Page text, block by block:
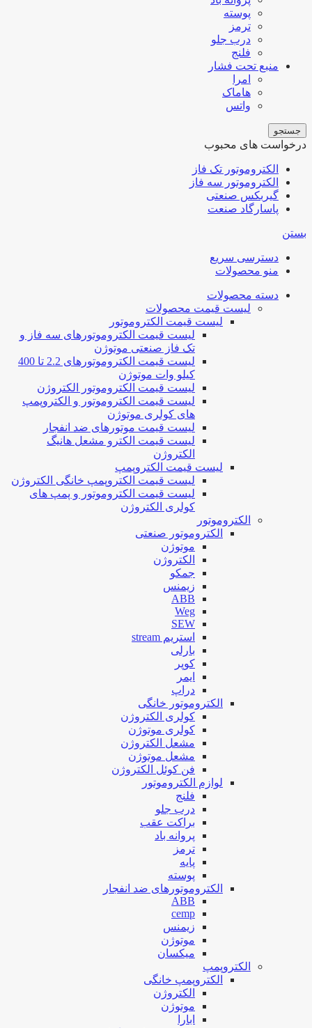
پوسته
ترمز
درب جلو
فلنج
منبع تحت فشار
امرا
هاماک
واتس
جستجو
درخواست های محبوب
الکتروموتور تک فاز
الکتروموتور سه فاز
گیربکس صنعتی
پاسارگاد صنعت
بستن
دسترسی سریع
منو محصولات
دسته محصولات
لیست قیمت محصولات
لیست قیمت الکتروموتور
لیست قیمت الکتروموتورهای سه فاز و
تک فاز صنعتی موتوژن
لیست قیمت الکتروموتورهای 2.2 تا 400
کیلو وات موتوژن
لیست قیمت الکتروموتور الکتروژن
لیست قیمت الکتروموتور و الکتروپمپ
های کولری موتوژن
لیست قیمت موتورهای ضد انفجار
لیست قیمت الکترو مشعل هانیگ
الکتروژن
لیست قیمت الکتروپمپ
لیست قیمت الکتروپمپ خانگی الکتروژن
لیست قیمت الکتروموتور و پمپ های
کولری الکتروژن
الکتروموتور
الکتروموتور صنعتی
موتوژن
الکتروژن
جمکو
زیمنس
ABB
Weg
SEW
استریم stream
بارلی
کوپر
ایمر
دراپ
الکتروموتور خانگی
کولری الکتروژن
کولری موتوژن
مشعل الکتروژن
مشعل موتوژن
فن کوئل الکتروژن
لوازم الکتروموتور
فلنج
درب جلو
براکت عقب
پروانه باد
ترمز
پایه
پوسته
الکتروموتورهای ضد انفجار
ABB
cemp
زیمنس
موتوژن
میکسان
الکتروپمپ
الکتروپمپ خانگی
الکتروژن
موتوژن
ابارا